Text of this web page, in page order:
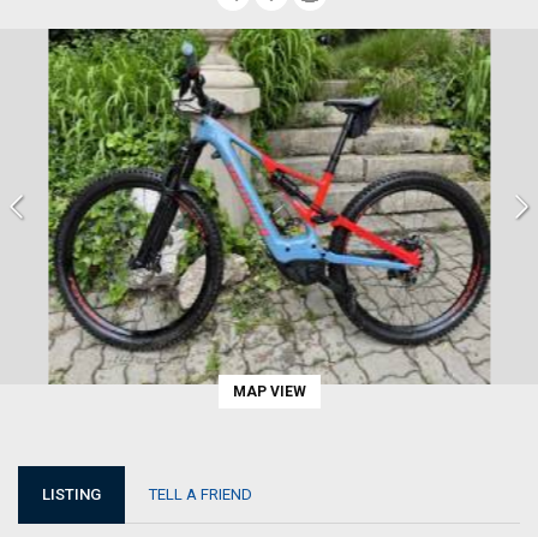
MAP VIEW
LISTING TELL A FRIEND